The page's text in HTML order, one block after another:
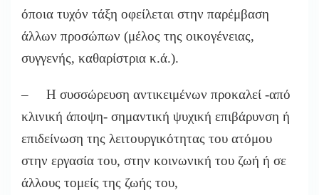
όποια τυχόν τάξη οφείλεται στην παρέμβαση
άλλων προσώπων (μέλος της οικογένειας,
συγγενής, καθαρίστρια κ.ά.).
– Η συσσώρευση αντικειμένων προκαλεί -από
κλινική άποψη- σημαντική ψυχική επιβάρυνση ή
επιδείνωση της λειτουργικότητας του ατόμου
στην εργασία του, στην κοινωνική του ζωή ή σε
άλλους τομείς της ζωής του,